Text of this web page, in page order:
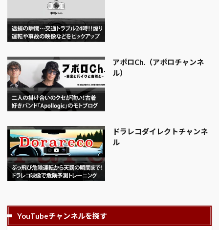
アポロCh.（アポロチャンネ
ル）
ドラレコダイレクトチャンネ
ル
YouTubeチャンネルを探す